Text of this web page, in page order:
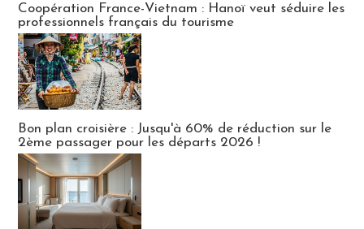
Coopération France-Vietnam : Hanoï veut séduire les
professionnels français du tourisme
Bon plan croisière : Jusqu'à 60% de réduction sur le
2ème passager pour les départs 2026 !